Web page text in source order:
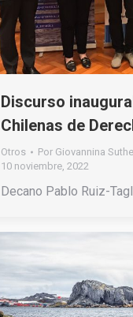
Discurso
Chilenas de
Otros Por Giovannina
10 noviembre, 2022
Decano Pablo Ruiz-